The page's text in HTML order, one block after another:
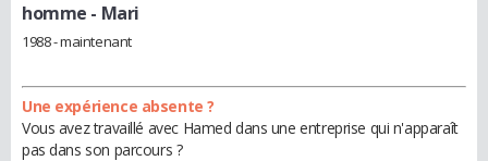
homme - Mari
1988 - maintenant
Une expérience absente ?
Vous avez travaillé avec Hamed dans une entreprise qui n'apparaît
pas dans son parcours ?